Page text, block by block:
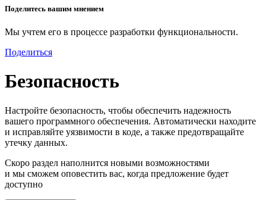
Поделитесь вашим мнением
Мы учтем его в процессе разработки функциональности.
Поделиться
Безопасность
Настройте безопасность, чтобы обеспечить надежность
вашего программного обеспечения. Автоматически находите
и исправляйте уязвимости в коде, а также предотвращайте
утечку данных.
Скоро раздел наполнится новыми возможностями
и мы сможем оповестить вас, когда предложение будет
доступно